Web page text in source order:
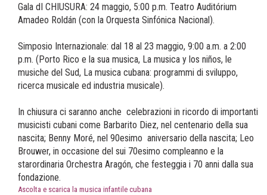
Gala dI CHIUSURA: 24 maggio, 5:00 p.m. Teatro Auditórium
Amadeo Roldán (con la Orquesta Sinfónica Nacional).
Simposio Internazionale: dal 18 al 23 maggio, 9:00 a.m. a 2:00
p.m. (Porto Rico e la sua musica, La musica y los niños, le
musiche del Sud, La musica cubana: programmi di sviluppo,
ricerca musicale ed industria musicale).
In chiusura ci saranno anche celebrazioni in ricordo di importanti
musicisti cubani come Barbarito Diez, nel centenario della sua
nascita; Benny Moré, nel 90esimo aniversario della nascita; Leo
Brouwer, in occasione del sui 70esimo compleanno e la
starordinaria Orchestra Aragón, che festeggia i 70 anni dalla sua
fondazione.
Ascolta e scarica la musica infantile cubana